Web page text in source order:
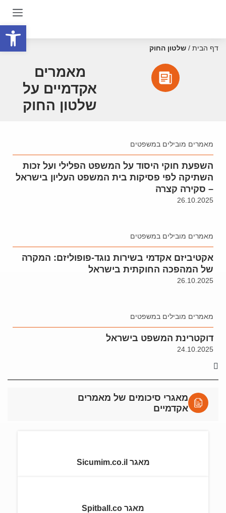
דף הבית / שלטון החוק
מאמרים
אקדמיים על
שלטון החוק
מאמרים מובילים במשפטים
השפעת חוקי היסוד על המשפט הפלילי ועל זכות
השתיקה לפי פסיקות בית המשפט העליון בישראל
– סקירה קצרה
26.10.2025
מאמרים מובילים במשפטים
אקטיביזם אקדמי בשירות נוגד-פופוליזם: המקרה
של המהפכה החוקתית בישראל
26.10.2025
מאמרים מובילים במשפטים
דוקטרינת המשפט בישראל
24.10.2025
מאגרי סיכומים של מאמרים
אקדמיים
מאגר Sicumim.co.il
מאגר Spitball.co
פתח